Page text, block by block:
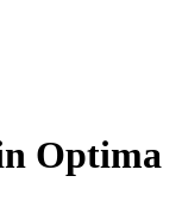
Optima